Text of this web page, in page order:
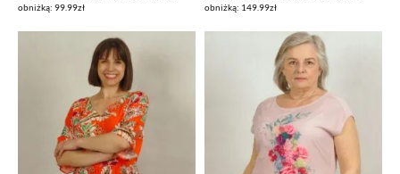
obniżką: 99.99zł
obniżką: 149.99zł